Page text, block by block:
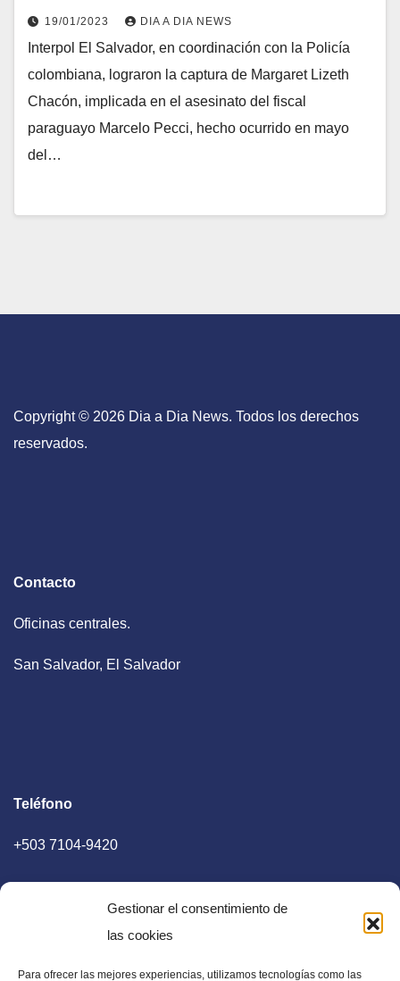
Gestionar el consentimiento de
las cookies
Para ofrecer las mejores experiencias, utilizamos tecnologías como las
19/01/2023 DIA A DIA NEWS
Interpol El Salvador, en coordinación con la Policía
colombiana, lograron la captura de Margaret Lizeth
Chacón, implicada en el asesinato del fiscal
paraguayo Marcelo Pecci, hecho ocurrido en mayo
del…
Copyright © 2026 Dia a Dia News. Todos los derechos
reservados.
Contacto
Oficinas centrales.
San Salvador, El Salvador
Teléfono
+503 7104-9420